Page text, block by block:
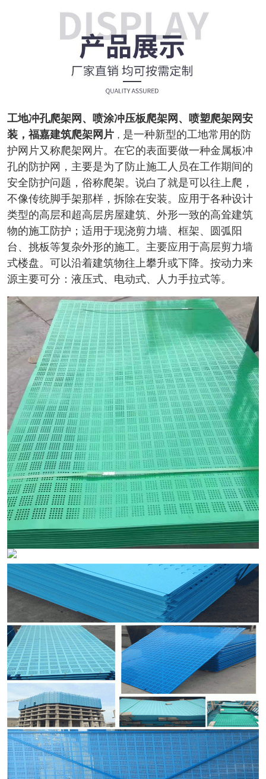
工地冲孔爬架网、喷涂冲压板爬架网、喷塑爬架网安
装，福嘉建筑爬架网片， 是一种新型的工地常用的防
护网片又称爬架网片。在它的表面要做一种金属板冲
孔的防护网，主要是为了防止施工人员在工作期间的
安全防护问题，俗称爬架。说白了就是可以往上爬，
不像传统脚手架那样，拆除在安装。应用于各种设计
类型的高层和超高层房屋建筑、外形一致的高耸建筑
物的施工防护；适用于现浇剪力墙、框架、圆弧阳
台、挑板等复杂外形的施工。主要应用于高层剪力墙
式楼盘。可以沿着建筑物往上攀升或下降。按动力来
源主要可分：液压式、电动式、人力手拉式等。